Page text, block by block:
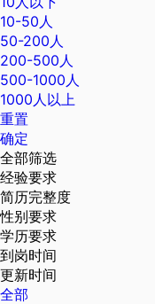
10-50人
50-200人
200-500人
500-1000人
1000人以上
重置
确定
全部筛选
经验要求
简历完整度
性别要求
学历要求
到岗时间
更新时间
全部